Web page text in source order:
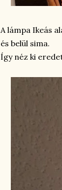
A lámpa Ikeás
és belül sima.
Így néz ki